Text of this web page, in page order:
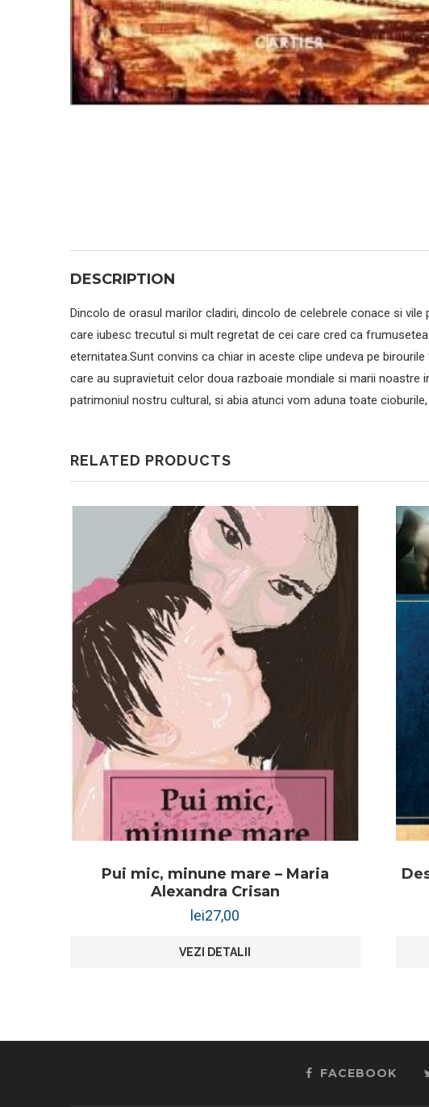
DESCRIPTION
Dincolo de orasul marilor cladiri, dincolo de celebrele conace si
care iubesc trecutul si mult regretat de cei care cred ca
eternitatea.Sunt convins ca chiar in aceste clipe undeva pe
care au supravietuit celor doua razboaie mondiale si marii
patrimoniul nostru cultural, si abia atunci vom aduna toate
RELATED PRODUCTS
Pui mic, minune mare – Maria
Alexandra Crisan
lei27,00
VEZI DETALII
FACEBOOK